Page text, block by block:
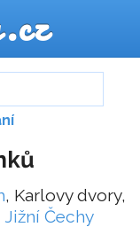
, Karlovy dvory,
Jižní Čechy